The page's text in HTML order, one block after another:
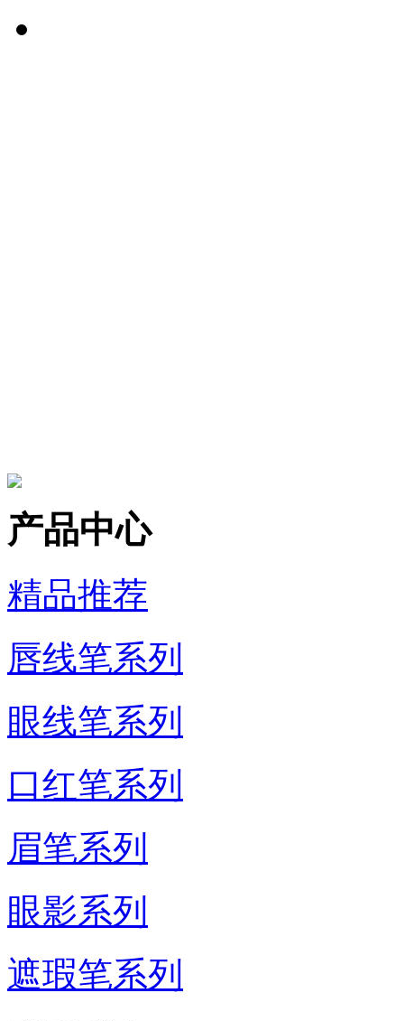
产品中心
精品推荐
唇线笔系列
眼线笔系列
口红笔系列
眉笔系列
眼影系列
遮瑕笔系列